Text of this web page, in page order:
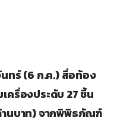
ทร์ (6 ก.ค.) สื่อท้อง
ครื่องประดับ 27 ชิ้น
ล้านบาท) จากพิพิธภัณฑ์